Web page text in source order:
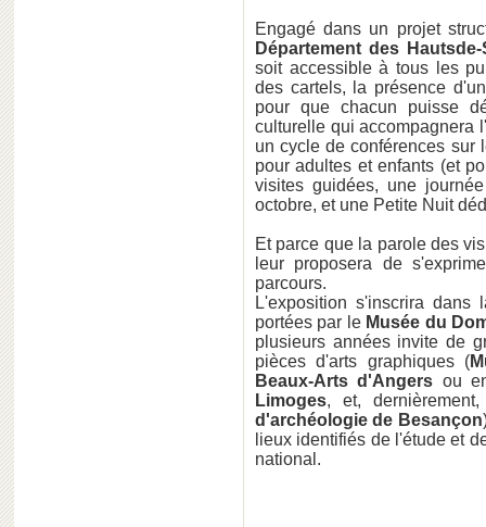
Engagé dans un projet
Département des Hautsde-
soit accessible à tous les
des cartels, la présence
pour que chacun puisse
culturelle qui accompagnera
un cycle de conférences sur
pour adultes et enfants (et
visites guidées, une
octobre, et une Petite Nuit
Et parce que la parole des
leur proposera de
parcours.
L'exposition s'inscrira dans
portées par le Musée du
plusieurs années invite de
pièces d'arts graphiques (
Beaux-Arts d'Angers ou
Limoges, et,
d'archéologie de Besançon
lieux identifiés de l'étude et
national.